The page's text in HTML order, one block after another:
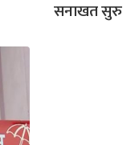
सनाखत सुरु